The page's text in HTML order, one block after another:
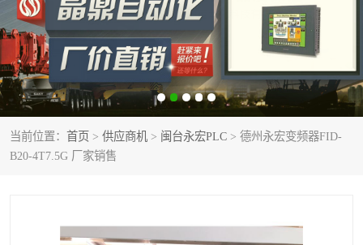
当前位置： 首页 > 供应商机 > 闽台永宏PLC > 德州永宏变频器FID-
B20-4T7.5G 厂家销售
闽台永宏PLC WEINVIEW闽台威纶触摸
屏
正弦变频器正弦伺服 魏德米勒接线端子
ABB电流开关 魏德米勒电源
丹佛斯变频器 MOXA通讯模块